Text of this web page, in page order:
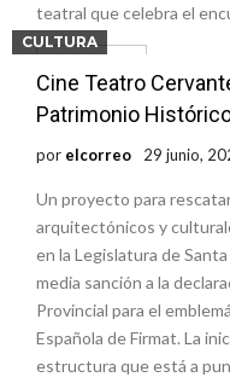
teatral que celebra el
CULTURA
Cine Teatro
Patrimonio
por elcorreo 29 junio,
Un proyecto para
arquitectónicos y
en la Legislatura de
media sanción a la
Provincial para el
Española de Firmat. La
estructura que está a